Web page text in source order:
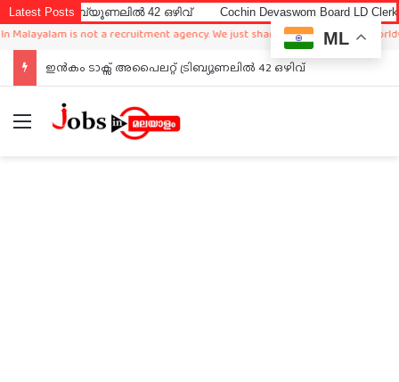
Latest Posts42 ഒഴിവ് Cochin Devaswom Board LD Clerk Exam
is not a recruitment agency. We just sharing available job in worldwide
ഇൻകം ടാക്സ് അപൈലറ്റ് ട്രിബ്യൂണലിൽ 42 ഒഴിവ്
Menu
ML